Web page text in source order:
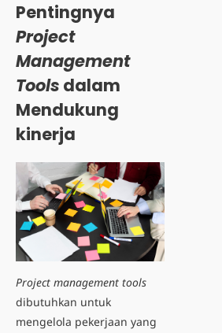
Pentingnya
Project
Management
Tools dalam
Mendukung
kinerja
Project management tools
dibutuhkan untuk
mengelola pekerjaan yang